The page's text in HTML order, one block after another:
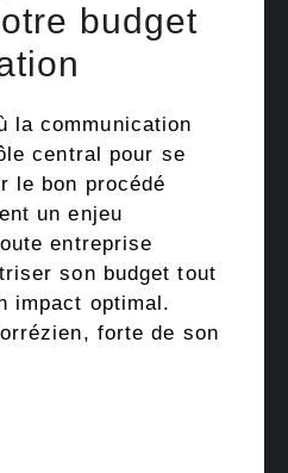
budget
la communication
central pour se
le bon procédé
un enjeu
entreprise
son budget tout
impact optimal.
forte de son